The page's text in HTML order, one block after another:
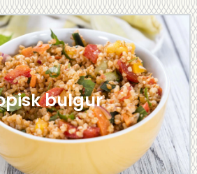
bulgur